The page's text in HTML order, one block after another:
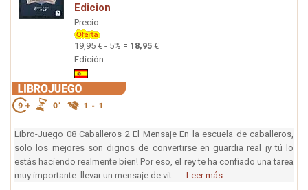
Edicion
Precio:
19,95 € - 5% = 18,95 €
Edición:
Libro-Juego 08 Caballeros 2 El Mensaje En la escuela de caballeros,
solo los mejores son dignos de convertirse en guardia real ¡y tú lo
estás haciendo realmente bien! Por eso, el rey te ha confiado una tarea
muy importante: llevar un mensaje de vit ... Leer más